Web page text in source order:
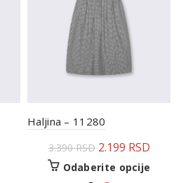
Haljina – 11280
3.390RSD 2.199 RSD
Odaberite opcije